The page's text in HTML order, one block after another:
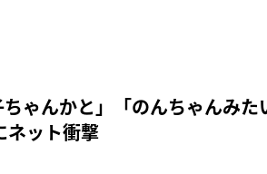
ちゃんかと」「のんちゃんみ
ネット衝撃